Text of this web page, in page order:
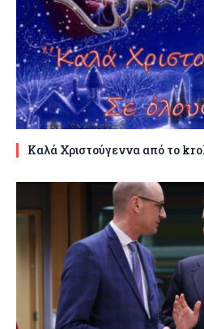
Καλά Χριστούγεννα από το